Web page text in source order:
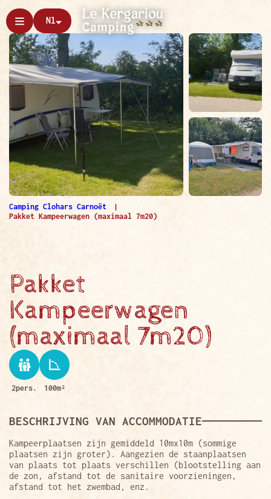
Nl
Camping Clohars Carnoët
Pakket Kampeerwagen (maximaal 7m20)
Pakket
Kampeerwagen
(maximaal 7m20)
2pers. 100m²
BESCHRIJVING VAN ACCOMMODATIE
Kampeerplaatsen zijn gemiddeld 10mx10m (sommige
plaatsen zijn groter). Aangezien de staanplaatsen
van plaats tot plaats verschillen (blootstelling aan
de zon, afstand tot de sanitaire voorzieningen,
afstand tot het zwembad, enz.